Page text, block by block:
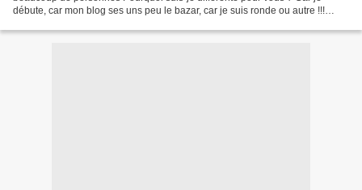
débute, car mon blog ses uns peu le bazar, car je suis ronde ou autre !!!